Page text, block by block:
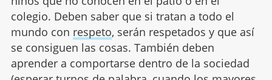
colegio. Deben saber que si tratan a todo el
mundo con respeto, serán respetados y que así
se consiguen las cosas. También deben
aprender a comportarse dentro de la sociedad